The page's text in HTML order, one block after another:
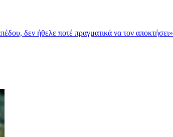
δεν ήθελε ποτέ πραγματικά να τον αποκτήσει»